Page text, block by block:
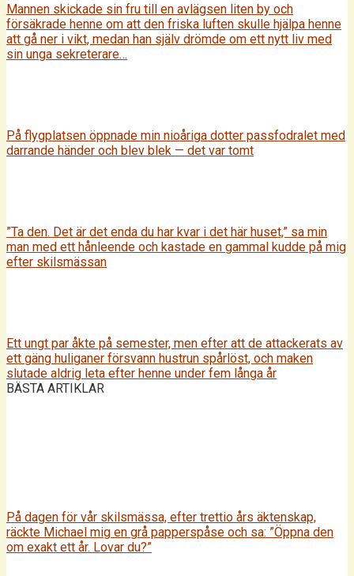
Mannen skickade sin fru till en avlägsen liten by och
försäkrade henne om att den friska luften skulle hjälpa henne
att gå ner i vikt, medan han själv drömde om ett nytt liv med
sin unga sekreterare…
På flygplatsen öppnade min nioåriga dotter passfodralet med
darrande händer och blev blek — det var tomt
”Ta den. Det är det enda du har kvar i det här huset,” sa min
man med ett hånleende och kastade en gammal kudde på mig
efter skilsmässan
Ett ungt par åkte på semester, men efter att de attackerats av
ett gäng huliganer försvann hustrun spårlöst, och maken
slutade aldrig leta efter henne under fem långa år
BÄSTA ARTIKLAR
På dagen för vår skilsmässa, efter trettio års äktenskap,
räckte Michael mig en grå papperspåse och sa: ”Öppna den
om exakt ett år. Lovar du?”